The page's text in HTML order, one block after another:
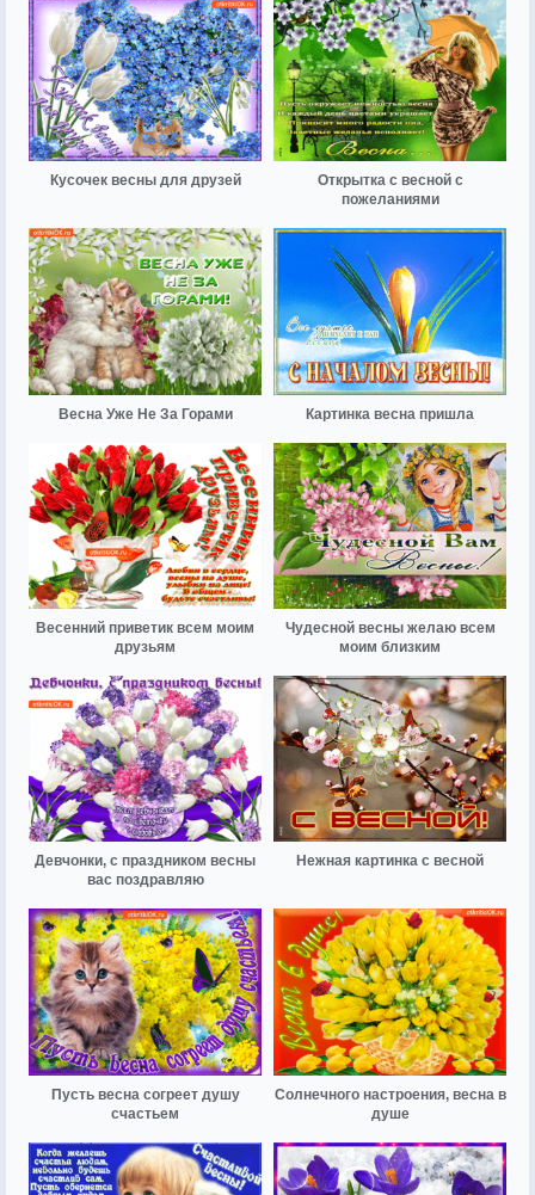
Кусочек весны для друзей
Открытка с весной с
пожеланиями
Весна Уже Не За Горами Картинка весна пришла
Весенний приветик всем моим
друзьям
Чудесной весны желаю всем
моим близким
Девчонки, с праздником весны
вас поздравляю
Нежная картинка с весной
Пусть весна согреет душу
счастьем
Солнечного настроения, весна в
душе